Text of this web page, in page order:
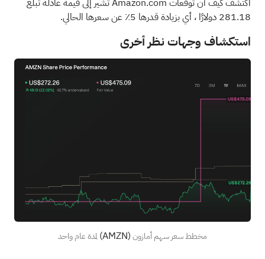
اكتشف كيف أن توقعات Amazon.com تُشير إلى قيمة عادلة تبلغ
281.18 دولارًا
، أي بزيادة قدرها 5٪ عن سعرها الحالي.
استكشاف وجهات نظر أخرى
مخطط سعر سهم أمازون(AMZN)لمدة عام واحد